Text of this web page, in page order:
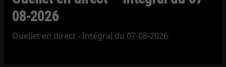
08-2026
Ouellet en direct - Intégral du 07-08-2026